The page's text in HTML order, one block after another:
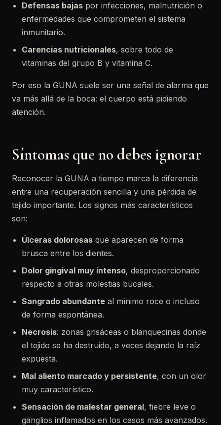
Defensas bajas por infecciones, malnutrición o
enfermedades que comprometen el sistema
inmunitario.
Carencias nutricionales, sobre todo de
vitaminas del grupo B y vitamina C.
Por eso la GUNA suele ser una señal de alarma que
va más allá de la boca: el cuerpo está pidiendo
atención.
Síntomas que no debes ignorar
Reconocer la GUNA a tiempo marca la diferencia
entre una recuperación sencilla y una pérdida de
tejido importante. Los signos más característicos
son:
Úlceras dolorosas que aparecen de forma
brusca entre los dientes.
Dolor gingival muy intenso, desproporcionado
respecto a otras molestias bucales.
Sangrado abundante al mínimo roce o incluso
de forma espontánea.
Necrosis: zonas grisáceas o blanquecinas donde
el tejido se ha destruido, a veces dejando la raíz
expuesta.
Mal aliento marcado y persistente, con un olor
muy característico.
Sensación de malestar general, fiebre leve o
ganglios inflamados en los casos más avanzados.